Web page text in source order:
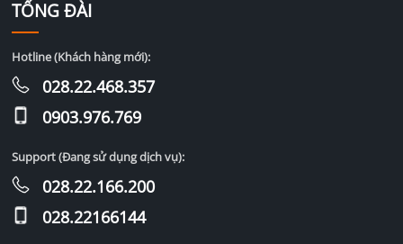
TỔNG ĐÀI
Hotline (Khách hàng mới):
028.22.468.357
0903.976.769
Support (Đang sử dụng dịch vụ):
028.22.166.200
028.22166144